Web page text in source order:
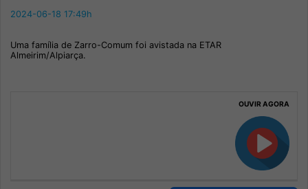
2024-06-18 17:49h
Uma família de Zarro-Comum foi avistada na ETAR
Almeirim/Alpiarça.
OUVIR AGORA